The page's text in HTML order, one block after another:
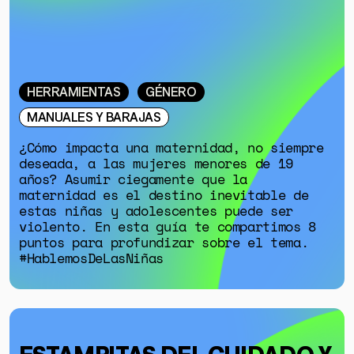
HERRAMIENTAS
GÉNERO
MANUALES Y BARAJAS
¿Cómo impacta una maternidad, no siempre
deseada, a las mujeres menores de 19
años? Asumir ciegamente que la
maternidad es el destino inevitable de
estas niñas y adolescentes puede ser
violento. En esta guía te compartimos 8
puntos para profundizar sobre el tema.
#HablemosDeLasNiñas